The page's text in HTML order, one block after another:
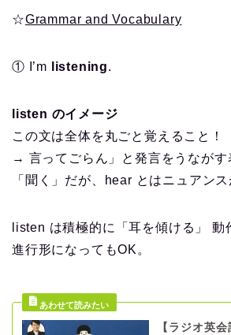
☆Grammar and Vocabulary
① I’m listening.
listen のイメージ
この文は全体を丸ごと覚えること！
→ 言ってごらん」と発言をうなが
「聞く」だが、hear とはニュアンス
listen は積極的に「耳を傾ける」 動
進行形になってもOK。
【ラジオ英